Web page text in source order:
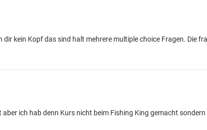
dir kein Kopf das sind halt mehrere multiple choice Fragen. Die
ich hab denn Kurs nicht beim Fishing King gemacht sondern